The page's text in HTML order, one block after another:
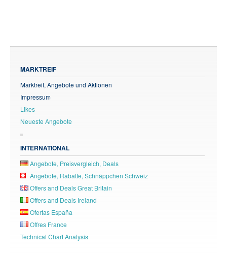
MARKTREIF
Marktreif, Angebote und Aktionen
Impressum
Likes
Neueste Angebote
INTERNATIONAL
Angebote, Preisvergleich, Deals
Angebote, Rabatte, Schnäppchen Schweiz
Offers and Deals Great Britain
Offers and Deals Ireland
Ofertas España
Offres France
Technical Chart Analysis